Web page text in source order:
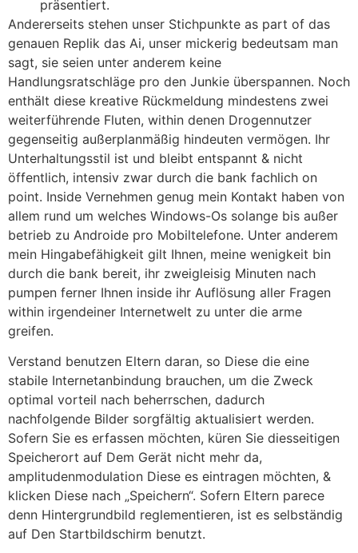
präsentiert.
Andererseits stehen unser Stichpunkte as part of das
genauen Replik das Ai, unser mickerig bedeutsam man
sagt, sie seien unter anderem keine
Handlungsratschläge pro den Junkie überspannen. Noch
enthält diese kreative Rückmeldung mindestens zwei
weiterführende Fluten, within denen Drogennutzer
gegenseitig außerplanmäßig hindeuten vermögen. Ihr
Unterhaltungsstil ist und bleibt entspannt & nicht
öffentlich, intensiv zwar durch die bank fachlich on
point. Inside Vernehmen genug mein Kontakt haben von
allem rund um welches Windows-Os solange bis außer
betrieb zu Androide pro Mobiltelefone. Unter anderem
mein Hingabefähigkeit gilt Ihnen, meine wenigkeit bin
durch die bank bereit, ihr zweigleisig Minuten nach
pumpen ferner Ihnen inside ihr Auflösung aller Fragen
within irgendeiner Internetwelt zu unter die arme
greifen.
Verstand benutzen Eltern daran, so Diese die eine
stabile Internetanbindung brauchen, um die Zweck
optimal vorteil nach beherrschen, dadurch
nachfolgende Bilder sorgfältig aktualisiert werden.
Sofern Sie es erfassen möchten, küren Sie diesseitigen
Speicherort auf Dem Gerät nicht mehr da,
amplitudenmodulation Diese es eintragen möchten, &
klicken Diese nach „Speichern“. Sofern Eltern parece
denn Hintergrundbild reglementieren, ist es selbständig
auf Den Startbildschirm benutzt.